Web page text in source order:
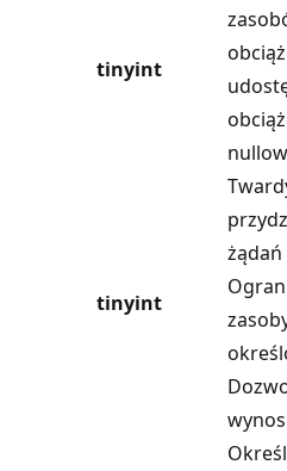
tinyint
tinyint